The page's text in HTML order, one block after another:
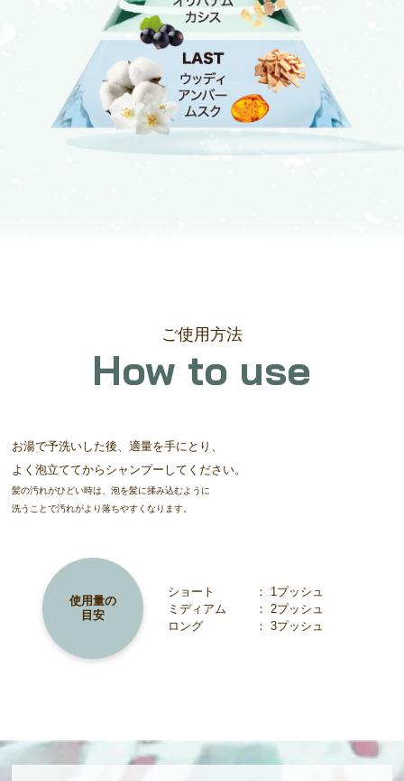
ご使用方法
How to use
お湯で予洗いした後、適量を手にとり、
よく泡立ててからシャンプーしてください。
髪の汚れがひどい時は、泡を髪に揉み込むように
洗うことで汚れがより落ちやすくなります。
使用量の
目安
ショート
： 1プッシュ
ミディアム
： 2プッシュ
ロング
： 3プッシュ